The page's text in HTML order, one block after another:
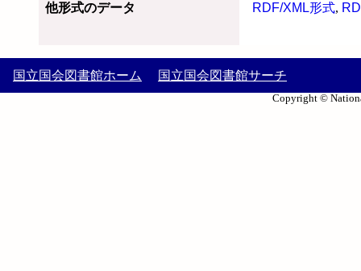
他形式のデータ RDF/XML形式,
国立国会図書館ホーム 国立国会図書館サーチ
Copyright ©